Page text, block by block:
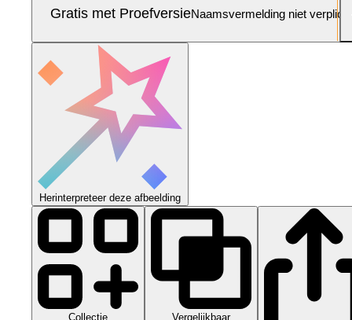
Gratis met ProefversieNaamsvermelding niet verplicht
Herinterpreteer deze afbeelding
Collectie Vergelijkbaar